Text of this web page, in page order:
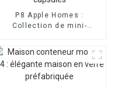
P8 Apple Homes :
Collection de mini-